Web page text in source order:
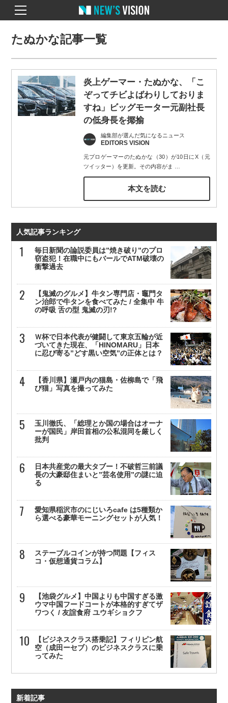
たぬかな記事一覧
炎上ゲーマー・たぬかな、「こ
ぞってチビよばわりしておりま
すね」ビッグモーター元副社長
の低身長を揶揄
編集部が選んだ気になるニュース
EDITORS VISION
元プロゲーマーのたぬかな（30）が10日にX（元
ツイッター）を更新。その内容がま
本文を読む
人気記事ランキング
毎日新聞の論説委員は”焼き破り”のプロ
窃盗犯！在職中にもバールでATM破壊の
衝撃過去
【鬼滅のグルメ】牛タン専門店・竈門タ
ン治郎で牛タンを食べてみた / 全集中 牛
の呼吸 舌の型 鬼滅の刃!?
Ｗ杯で日本代表が健闘して東京五輪が近
づいてきた現在、「HINOMARU」日本
に忍び寄る”どす黒い空気”の正体とは？
【香川県】瀬戸内の猫島・佐柳島で「飛
び猫」写真を撮ってみた
玉川徹氏、「総理とか国の場合はオーナ
ーが国民」岸田首相の公私混同を厳しく
批判
日本共産党の最大タブー！不破哲三前議
長の大豪邸住まいと”芸名使用”の謎に迫
る
愛知県稲沢市のにじいろcafe は5種類か
ら選べる豪華モーニングセットが人気！
ステーブルコインが持つ問題【フィス
コ・仮想通貨コラム】
【池袋グルメ】中国よりも中国すぎる激
ウマ中国フードコートが本格的すぎてザ
ワつく / 友誼食府 ユウギショクフ
【ビジネスクラス搭乗記】フィリピン航
空（成田ーセブ）のビジネスクラスに乗
ってみた
新着記事